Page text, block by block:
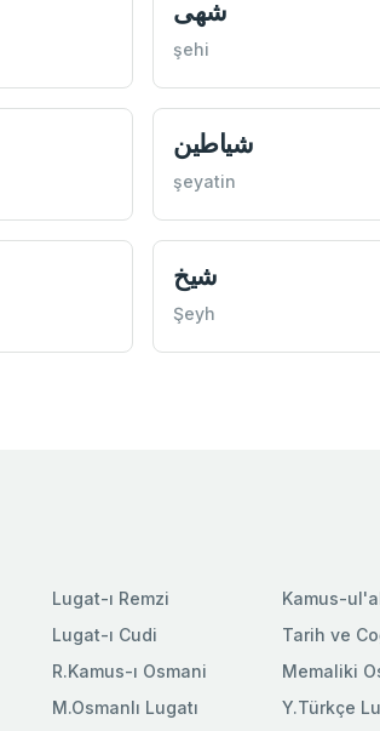
شهی
şehi
شياطين
şeyatin
شيخ
Şeyh
Lugat-ı Remzi
Lugat-ı Cudi
R.Kamus-ı Osmani
M.Osmanlı Lugatı
Kamus-
Tarih ve
Memaliki
Y.Türkçe